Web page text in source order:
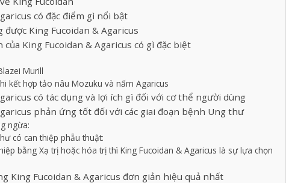
có đặc điểm gì nổi bật
King Fucoidan & Agaricus
King Fucoidan & Agaricus có gì đặc biệt
Murill
kết hợp tảo nâu Mozuku và nấm Agaricus
có tác dụng và lợi ích gì đối với cơ thể người dùng
phản ứng tốt đối với các giai đoạn bệnh Ung thư
ngừa:
có can thiệp phẫu thuật:
bằng Xạ trị hoặc hóa trị thì King Fucoidan & Agaricus là sự lựa chọn
King Fucoidan & Agaricus đơn giản hiệu quả nhất